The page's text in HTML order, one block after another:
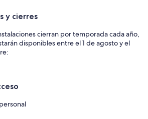
y cierres
cierran por temporada cada año,
disponibles entre el 1 de agosto y el